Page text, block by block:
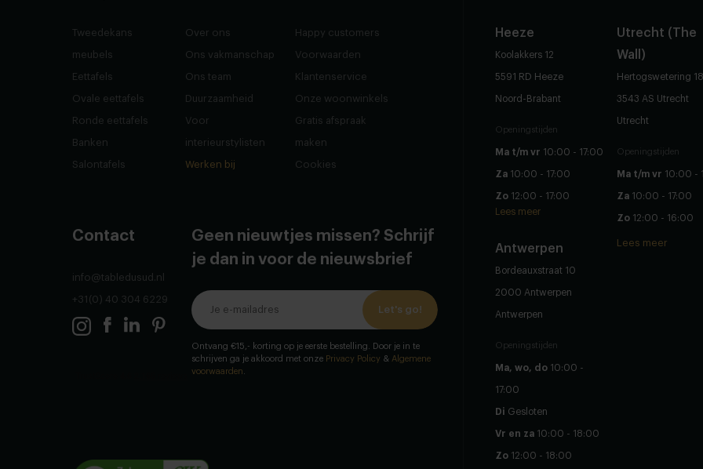
Tweedekans
meubels
Eettafels
Ovale eettafels
Ronde eettafels
Banken
Salontafels
Over ons
Ons vakmanschap
Ons team
Duurzaamheid
Voor
interieurstylisten
Werken bij
Happy customers
Voorwaarden
Klantenservice
Onze woonwinkels
Gratis afspraak
maken
Cookies
Contact
info@tabledusud.nl
+31(0) 40 304 6229
Geen nieuwtjes missen? Schrijf
je dan in voor de nieuwsbrief
Let's go!
Ontvang €15,- korting op je eerste bestelling. Door je in te
schrijven ga je akkoord met onze Privacy Policy & Algemene
voorwaarden
Heeze
Koolakkers 12
5591 RD Heeze
Noord-Brabant
Openingstijden
Ma t/m vr 10:00 - 17:00
Za10:00 - 17:00
Zo12:00 - 17:00
Lees meer
Antwerpen
Bordeauxstraat 10
2000 Antwerpen
Antwerpen
Openingstijden
Ma, wo, do10:00 -
17:00
Di Gesloten
Vr en za10:00 - 18:00
Zo12:00 - 18:00
Utrecht (The
Wall)
Hertogswetering
3543 AS Utrecht
Utrecht
Openingstijden
Ma t/m vr 10:00 -
Za 10:00 - 17:00
Zo 12:00 - 16:00
Lees meer